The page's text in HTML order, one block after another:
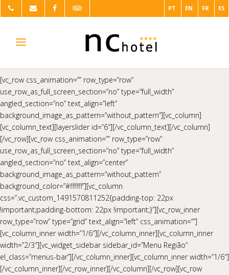
PT EN FR ES
[vc_row css_animation=”” row_type=”row”
use_row_as_full_screen_section=”no” type=”full_width”
angled_section=”no” text_align=”left”
background_image_as_pattern=”without_pattern”][vc_column]
[vc_column_text][layerslider id=”6″][/vc_column_text][/vc_column]
[/vc_row][vc_row css_animation=”” row_type=”row”
use_row_as_full_screen_section=”no” type=”full_width”
angled_section=”no” text_align=”center”
background_image_as_pattern=”without_pattern”
background_color=”#ffffff”][vc_column
css=”.vc_custom_1491570811252{padding-top: 22px
!important;padding-bottom: 22px !important;}”][vc_row_inner
row_type=”row” type=”grid” text_align=”left” css_animation=””]
[vc_column_inner width=”1/6″][/vc_column_inner][vc_column_inner
width=”2/3″][vc_widget_sidebar sidebar_id=”Menu Região”
el_class=”menus-bar”][/vc_column_inner][vc_column_inner width=”1/6″]
[/vc_column_inner][/vc_row_inner][/vc_column][/vc_row][vc_row